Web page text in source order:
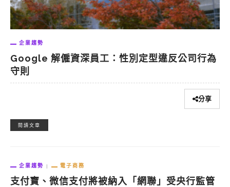
企業趨勢
Google 解僱資深員工：性別定型違反公司行為
守則
分享
閱讀文章
企業趨勢 電子商務
支付寶、微信支付將被納入「網聯」受央行監管